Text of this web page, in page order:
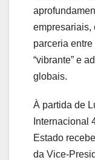
empresariais,
parceria
“vibrante” e
globais.
À partida de
Internacional
Estado
da Vice-